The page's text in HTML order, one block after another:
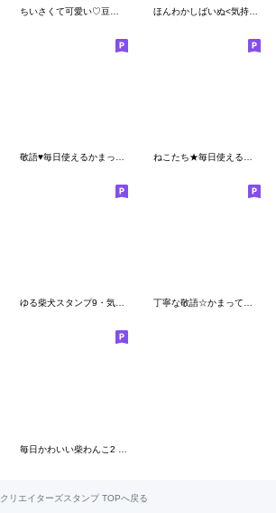
ほんわかしばいぬ<気持ちを伝える>
ゆる柴犬スタンプ9・気持ち 丁寧な敬語☆かまってチビ柴その19
クリエイターズスタンプ TOPへ戻る